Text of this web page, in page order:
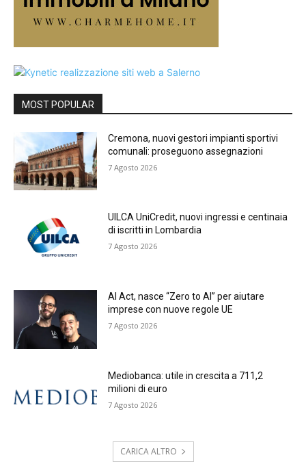
MOST POPULAR
Cremona, nuovi gestori impianti sportivi
comunali: proseguono assegnazioni
7 Agosto 2026
UILCA UniCredit, nuovi ingressi e centinaia
di iscritti in Lombardia
7 Agosto 2026
AI Act, nasce “Zero to AI” per aiutare
imprese con nuove regole UE
7 Agosto 2026
Mediobanca: utile in crescita a 711,2
milioni di euro
7 Agosto 2026
CARICA ALTRO